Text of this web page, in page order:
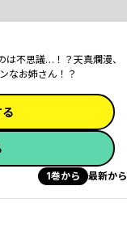
は不思議…！？天真爛漫、
なお姉さん！？
1巻から 最新から